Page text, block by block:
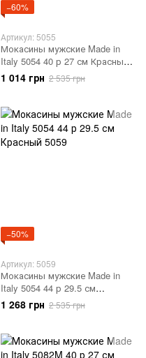
−60%
Артикул: 5055
Мокасины мужские Made in
Italy 5054 40 р 27 см Красный
5055
1 014 грн 2 535 грн
−50%
Артикул: 5059
Мокасины мужские Made in
Italy 5054 44 р 29.5 см
Красный 5059
1 268 грн 2 535 грн